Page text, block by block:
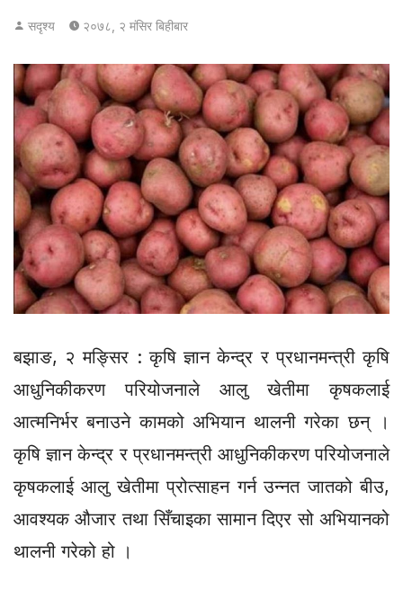
सदृश्य २०७८, २ मंसिर बिहीबार
बझाङ, २ मङ्सिर : कृषि ज्ञान केन्द्र र प्रधानमन्त्री कृषि
आधुनिकीकरण परियोजनाले आलु खेतीमा कृषकलाई
आत्मनिर्भर बनाउने कामको अभियान थालनी गरेका छन् ।
कृषि ज्ञान केन्द्र र प्रधानमन्त्री आधुनिकीकरण परियोजनाले
कृषकलाई आलु खेतीमा प्रोत्साहन गर्न उन्नत जातको बीउ,
आवश्यक औजार तथा सिँचाइका सामान दिएर सो अभियानको
थालनी गरेको हो ।